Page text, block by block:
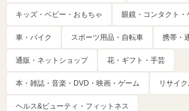
キッズ・ベビー・おもちゃ 眼鏡・コンタクト・
車・バイク スポーツ用品・自転車 携帯・
通販・ネットショップ 花・ギフト・手芸
本・雑誌・音楽・DVD・映画・ゲーム リサイ
ヘルス&ビューティ・フィットネス